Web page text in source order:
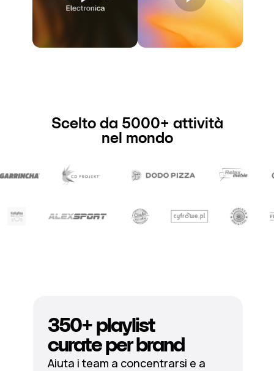
Scelto da 5000+ attività
nel mondo
350+ playlist
curate per brand
Aiuta i team a concentrarsi e a